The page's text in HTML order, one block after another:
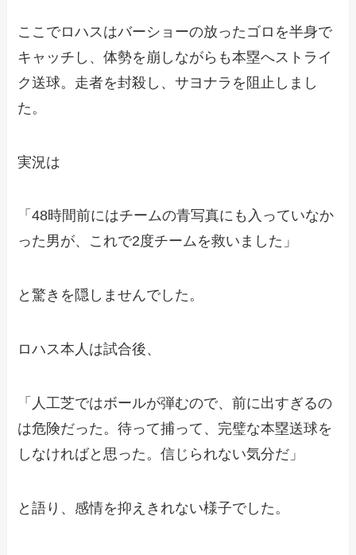
ここでロハスはバーショーの放ったゴロを半身で
キャッチし、体勢を崩しながらも本塁へストライ
ク送球。走者を封殺し、サヨナラを阻止しまし
た。
実況は
「48時間前にはチームの青写真にも入っていなか
った男が、これで2度チームを救いました」
と驚きを隠しませんでした。
ロハス本人は試合後、
「人工芝ではボールが弾むので、前に出すぎるの
は危険だった。待って捕って、完璧な本塁送球を
しなければと思った。信じられない気分だ」
と語り、感情を抑えきれない様子でした。